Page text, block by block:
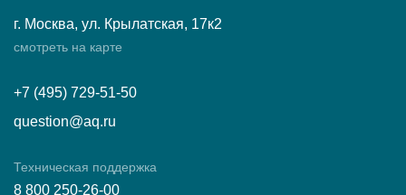
г. Москва, ул. Крылатская, 17к2
смотреть на карте
+7 (495) 729-51-50
question@aq.ru
Техническая поддержка
8 800 250-26-00